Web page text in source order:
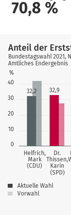
70,8 %
0
10
20
30
40
%
Helfrich,
Mark
(CDU)
Dr.
Thissen,
Karin
(SPD)
32,2 32,9
Anteil der
Bundestagswahl 2021,
Amtliches Endergebnis
Aktuelle Wahl
Vorwahl